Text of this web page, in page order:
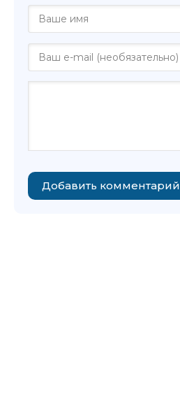
Добавить комментарий